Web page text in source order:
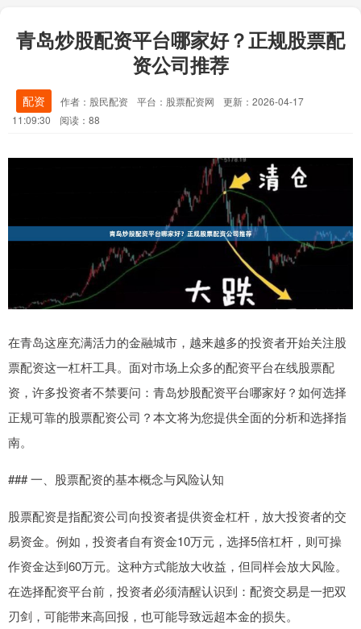
青岛炒股配资平台哪家好？正规股票配
资公司推荐
配资 作者：股民配资 平台：股票配资网
更新：2026-04-17
11:09:30
阅读：88
在青岛这座充满活力的金融城市，越来越多的投资者开始关注股
票配资这一杠杆工具。面对市场上众多的配资平台在线股票配
资，许多投资者不禁要问：青岛炒股配资平台哪家好？如何选择
正规可靠的股票配资公司？本文将为您提供全面的分析和选择指
南。
### 一、股票配资的基本概念与风险认知
股票配资是指配资公司向投资者提供资金杠杆，放大投资者的交
易资金。例如，投资者自有资金10万元，选择5倍杠杆，则可操
作资金达到60万元。这种方式能放大收益，但同样会放大风险。
在选择配资平台前，投资者必须清醒认识到：配资交易是一把双
刃剑，可能带来高回报，也可能导致远超本金的损失。